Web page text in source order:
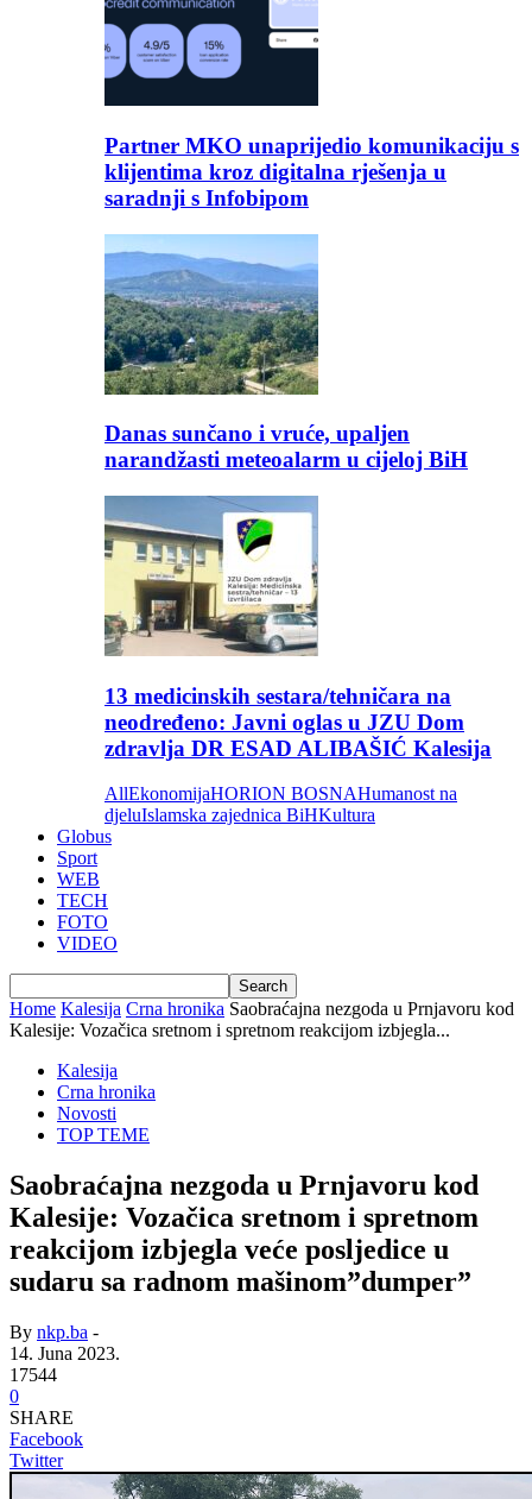
Partner MKO unaprijedio komunikaciju s
klijentima kroz digitalna rješenja u
saradnji s Infobipom
Danas sunčano i vruće, upaljen
narandžasti meteoalarm u cijeloj BiH
13 medicinskih sestara/tehničara na
neodređeno: Javni oglas u JZU Dom
zdravlja DR ESAD ALIBAŠIĆ Kalesija
AllEkonomijaHORION BOSNAHumanost na
djeluIslamska zajednica BiHKultura
Globus
Sport
WEB
TECH
FOTO
VIDEO
Home Kalesija Crna hronika Saobraćajna nezgoda u Prnjavoru kod
Kalesije: Vozačica sretnom i spretnom reakcijom izbjegla...
Kalesija
Crna hronika
Novosti
TOP TEME
Saobraćajna nezgoda u Prnjavoru kod
Kalesije: Vozačica sretnom i spretnom
reakcijom izbjegla veće posljedice u
sudaru sa radnom mašinom”dumper”
By nkp.ba -
14. Juna 2023.
17544
0
SHARE
Facebook
Twitter